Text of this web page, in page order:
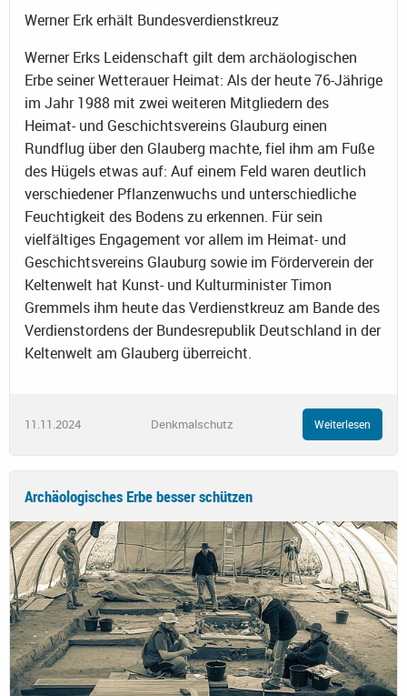
Werner Erk erhält Bundesverdienstkreuz
Werner Erks Leidenschaft gilt dem archäologischen
Erbe seiner Wetterauer Heimat: Als der heute 76-Jährige
im Jahr 1988 mit zwei weiteren Mitgliedern des
Heimat- und Geschichtsvereins Glauburg einen
Rundflug über den Glauberg machte, fiel ihm am Fuße
des Hügels etwas auf: Auf einem Feld waren deutlich
verschiedener Pflanzenwuchs und unterschiedliche
Feuchtigkeit des Bodens zu erkennen. Für sein
vielfältiges Engagement vor allem im Heimat- und
Geschichtsvereins Glauburg sowie im Förderverein der
Keltenwelt hat Kunst- und Kulturminister Timon
Gremmels ihm heute das Verdienstkreuz am Bande des
Verdienstordens der Bundesrepublik Deutschland in der
Keltenwelt am Glauberg überreicht.
11.11.2024 Denkmalschutz Weiterlesen
Archäologisches Erbe besser schützen